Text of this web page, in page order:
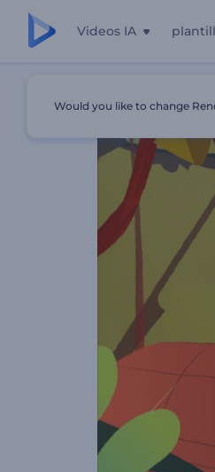
Videos IA
Would you like to change